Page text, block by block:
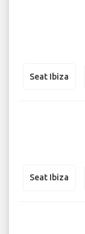
Seat Ibiza
Seat Ibiza